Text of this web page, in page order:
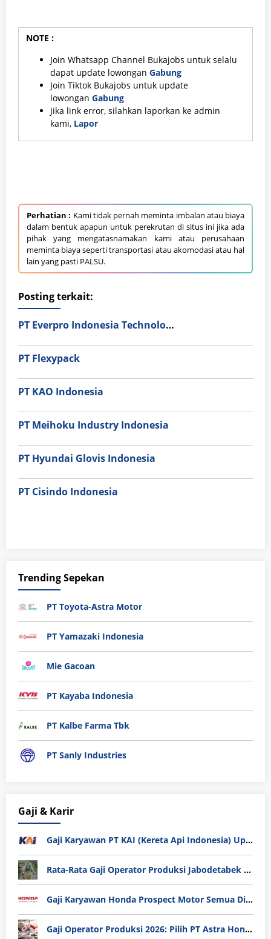
NOTE :
Join Whatsapp Channel Bukajobs untuk selalu
dapat update lowongan Gabung
Join Tiktok Bukajobs untuk update
lowongan Gabung
Jika link error, silahkan laporkan ke admin
kami, Lapor
Perhatian : Kami tidak pernah meminta imbalan atau biaya
dalam bentuk apapun untuk perekrutan di situs ini jika ada
pihak yang mengatasnamakan kami atau perusahaan
meminta biaya seperti transportasi atau akomodasi atau hal
lain yang pasti PALSU.
Posting terkait:
PT Everpro Indonesia Technologies
PT Flexypack
PT KAO Indonesia
PT Meihoku Industry Indonesia
PT Hyundai Glovis Indonesia
PT Cisindo Indonesia
Trending Sepekan
PT Toyota-Astra Motor
PT Yamazaki Indonesia
Mie Gacoan
PT Kayaba Indonesia
PT Kalbe Farma Tbk
PT Sanly Industries
Gaji & Karir
Gaji Karyawan PT KAI (Kereta Api Indonesia) Update 2025
Rata-Rata Gaji Operator Produksi Jabodetabek 2025: Bedah Tuntas UMK, Lemburan, dan Realita Hidup Buruh
Gaji Karyawan Honda Prospect Motor Semua Divisi
Gaji Operator Produksi 2026: Pilih PT Astra Honda Motor (AHM) atau Manufaktur di Jepang?